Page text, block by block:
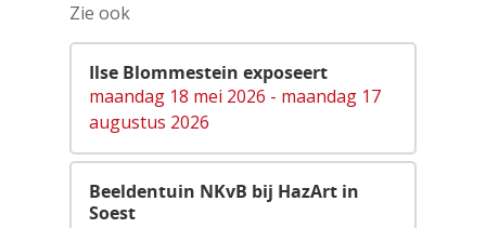
Zie ook
Ilse Blommestein exposeert
maandag 18 mei 2026 - maandag 17
augustus 2026
Beeldentuin NKvB bij HazArt in
Soest